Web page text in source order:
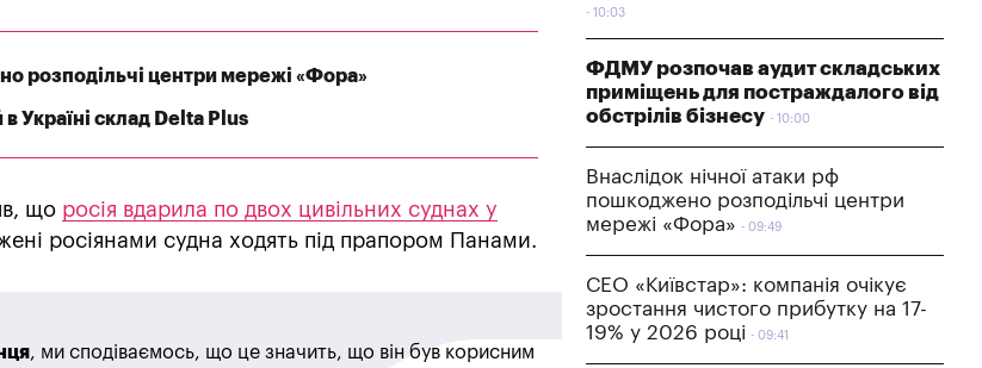
розподільчі центри мережі «Фора»
Україні склад Delta Plus
що росія вдарила по двох цивільних суднах у
росіянами судна ходять під прапором Панами.
, ми сподіваємось, що це значить, що він був корисним
10:03
ФДМУ розпочав аудит складських
приміщень для постраждалого від
обстрілів бізнесу
10:00
Внаслідок нічної атаки рф
пошкоджено розподільчі центри
мережі «Фора»
09:49
СЕО «Київстар»: компанія очікує
зростання чистого прибутку на 17-
19% у 2026 році
09:41